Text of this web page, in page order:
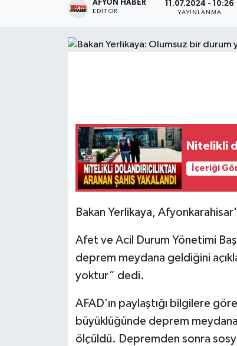
AFYON HABER
EDITÖR
11.07.2024 - 10:26
YAYINLANMA
Nitelikli
İçeriği
Bakan Yerlikaya,
Afet ve Acil Durum Yönetimi
deprem meydana geldiğini
yoktur” dedi.
AFAD’ın paylaştığı bilgilere
büyüklüğünde deprem
ölçüldü. Depremden sonra